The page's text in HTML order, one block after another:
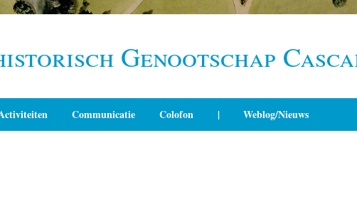
Genootschap
Communicatie Colofon | Weblog/Nieuws